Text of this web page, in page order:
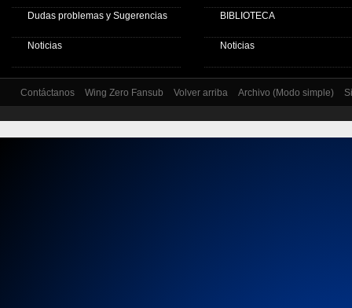
Dudas problemas y Sugerencias
Noticias
BIBLIOTECA
Noticias
Contáctanos Wing Zero Fansub Volver arriba Archivo (Modo simple)